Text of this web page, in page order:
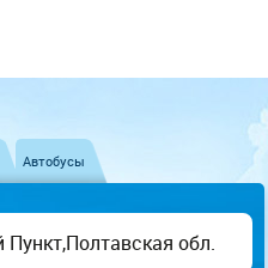
Автобусы